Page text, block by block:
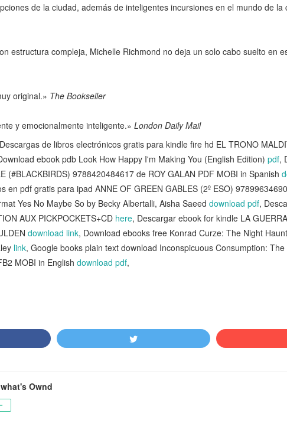
de la ciudad, además de inteligentes incursiones en el mundo de la
estructura compleja, Michelle Richmond no deja un solo cabo suelto en
original.» The Bookseller
y emocionalmente inteligente.» London Daily Mail
de libros electrónicos gratis para kindle fire hd EL TRONO
ebook pdb Look How Happy I'm Making You (English Edition) pdf,
(#BLACKBIRDS) 9788420484617 de ROY GALAN PDF MOBI in Spanish
en pdf gratis para ipad ANNE OF GREEN GABLES (2º ESO)
Yes No Maybe So by Becky Albertalli, Aisha Saeed download pdf,
AUX PICKPOCKETS+CD here, Descargar ebook for kindle LA
download link, Download ebooks free Konrad Curze: The Night
link, Google books plain text download Inconspicuous Consumption:
MOBI in English download pdf,
Ownd